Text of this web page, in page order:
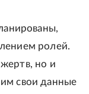
ролей.
но и
свои данные